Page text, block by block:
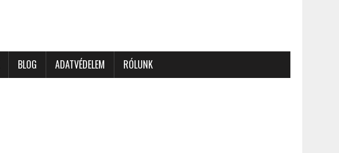
BLOG ADATVÉDELEM RÓLUNK